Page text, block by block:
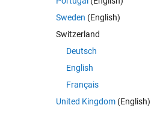
Accedi per rispondere a
Sweden (English)
Switzerland
Deutsch
English
Français
United Kingdom(English)